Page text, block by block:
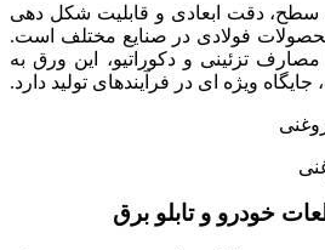
سطح، دقت ابعادی و قابلیت شکل دهی
محصولات فولادی در صنایع مختلف است.
تزئینی و دکوراتیو، این ورق به
ویژه ای در فرآیندهای تولید دارد.
خودرو و تابلو برق